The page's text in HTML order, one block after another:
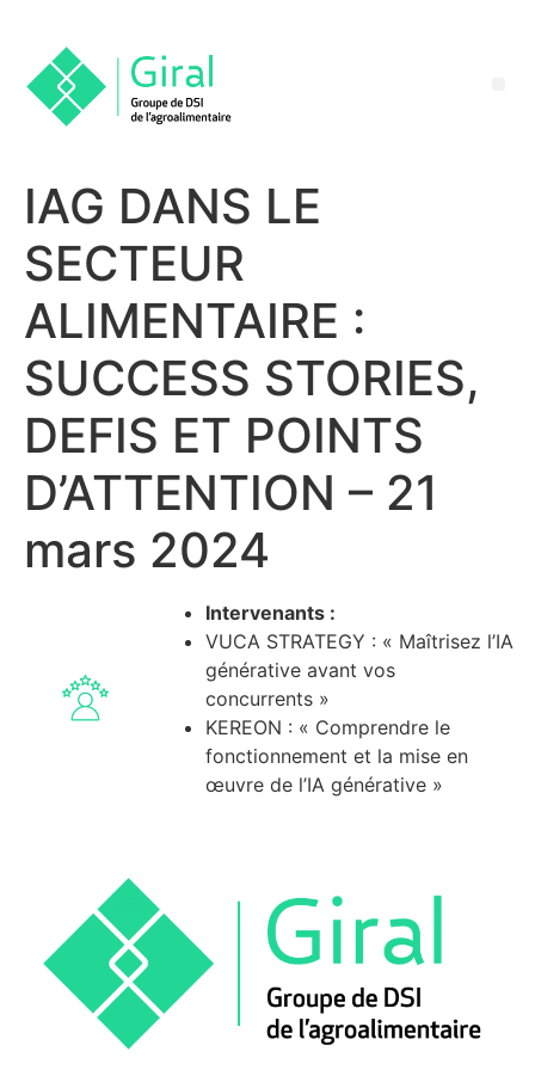
IAG DANS LE
SECTEUR
ALIMENTAIRE :
SUCCESS STORIES,
DEFIS ET POINTS
D’ATTENTION – 21
mars 2024
Intervenants :
VUCA STRATEGY : « Maîtrisez l’IA
générative avant vos
concurrents »
KEREON : « Comprendre le
fonctionnement et la mise en
œuvre de l’IA générative »